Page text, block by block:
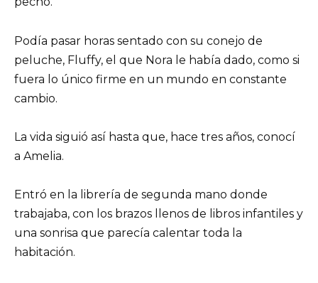
Podía pasar horas sentado con su conejo de
peluche, Fluffy, el que Nora le había dado, como si
fuera lo único firme en un mundo en constante
cambio.
La vida siguió así hasta que, hace tres años, conocí
a Amelia.
Entró en la librería de segunda mano donde
trabajaba, con los brazos llenos de libros infantiles y
una sonrisa que parecía calentar toda la
habitación.